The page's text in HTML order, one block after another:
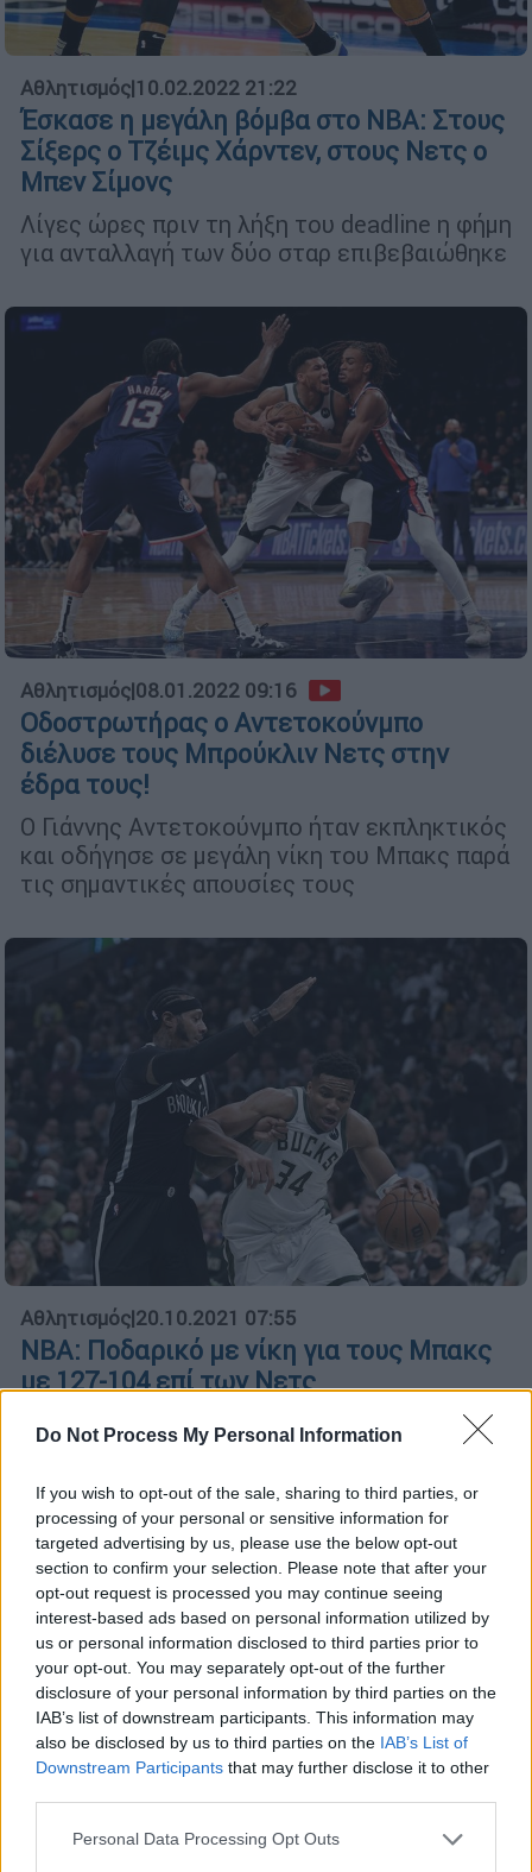
Do Not Process My Personal Information
If you wish to opt-out of the sale, sharing to third parties, or
processing of your personal or sensitive information for
targeted advertising by us, please use the below opt-out
section to confirm your selection. Please note that after your
opt-out request is processed you may continue seeing
interest-based ads based on personal information utilized by
us or personal information disclosed to third parties prior to
your opt-out. You may separately opt-out of the further
disclosure of your personal information by third parties on the
IAB’s list of downstream participants. This information may
also be disclosed by us to third parties on the IAB’s List of
Downstream Participants that may further disclose it to other
Please note that this website/app uses one or more Google
Personal Data Processing Opt Outs
Αθλητισμός|10.02.2022 21:22
Έσκασε η μεγάλη βόμβα στο NBA: Στους
Σίξερς ο Τζέιμς Χάρντεν, στους Νετς ο
Μπεν Σίμονς
Λίγες ώρες πριν τη λήξη του deadline η φήμη
για ανταλλαγή των δύο σταρ επιβεβαιώθηκε
Αθλητισμός|08.01.2022 09:16
Οδοστρωτήρας ο Αντετοκούνμπο
διέλυσε τους Μπρούκλιν Νετς στην
έδρα τους!
Ο Γιάννης Αντετοκούνμπο ήταν εκπληκτικός
και οδήγησε σε μεγάλη νίκη του Μπακς παρά
τις σημαντικές απουσίες τους
Αθλητισμός|20.10.2021 07:55
NBA: Ποδαρικό με νίκη για τους Μπακς
με 127-104 επί των Νετς
Κυρίαρχος στο πρώτο του παιχνίδι ο Γιάννης
Αντετοκούνμπο